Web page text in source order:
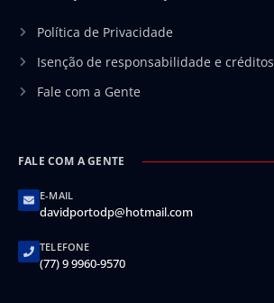
Política de Privacidade
Isenção de responsabilidade e créditos
Fale com a Gente
FALE COM A GENTE
E-MAIL
davidportodp@hotmail.com
TELEFONE
(77) 9 9960-9570